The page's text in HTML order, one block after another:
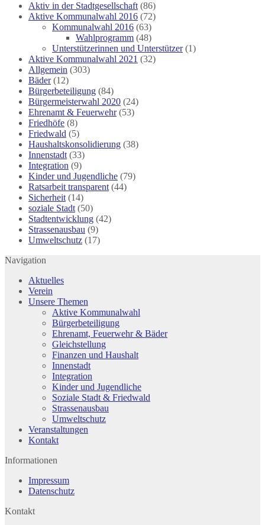
Aktiv in der Stadtgesellschaft (86)
Aktive Kommunalwahl 2016 (72)
Kommunalwahl 2016 (63)
Wahlprogramm (48)
Unterstützerinnen und Unterstützer(1)
Aktive Kommunalwahl 2021 (32)
Allgemein (303)
Bäder(12)
Bürgerbeteiligung (84)
Bürgermeisterwahl 2020 (24)
Ehrenamt & Feuerwehr(53)
Friedhöfe (8)
Friedwald (5)
Haushaltskonsolidierung (38)
Innenstadt (33)
Integration (9)
Kinder und Jugendliche (79)
Ratsarbeit transparent (44)
Sicherheit (14)
soziale Stadt (50)
Stadtentwicklung (42)
Strassenausbau (9)
Umweltschutz (17)
Navigation
Aktuelles
Verein
Unsere Themen
Aktive Kommunalwahl
Bürgerbeteiligung
Ehrenamt, Feuerwehr & Bäder
Gleichstellung
Finanzen und Haushalt
Innenstadt
Integration
Kinder und Jugendliche
Soziale Stadt & Friedwald
Strassenausbau
Umweltschutz
Veranstaltungen
Kontakt
Informationen
Impressum
Datenschutz
Kontakt